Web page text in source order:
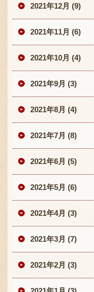
2021年12月 (9)
2021年11月 (6)
2021年10月 (4)
2021年9月 (3)
2021年8月 (4)
2021年7月 (8)
2021年6月 (5)
2021年5月 (6)
2021年4月 (3)
2021年3月 (7)
2021年2月 (3)